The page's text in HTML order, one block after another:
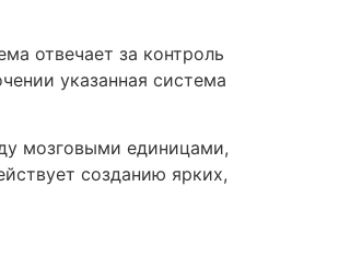
отвечает за контроль
указанная система
мозговыми единицами,
созданию ярких,